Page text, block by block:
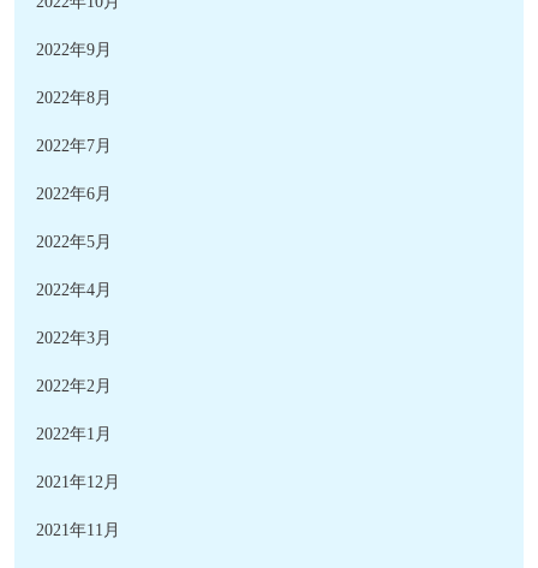
2022年9月
2022年8月
2022年7月
2022年6月
2022年5月
2022年4月
2022年3月
2022年2月
2022年1月
2021年12月
2021年11月